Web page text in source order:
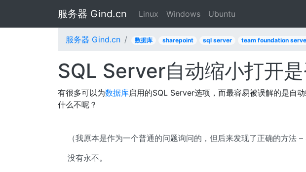
服务器 Gind.cn Linux Windows Ubuntu
服务器 Gind.cn 数据库 sharepoint sql server team foundation
SQL Server自动缩小打开是
有很多可以为数据库启用的SQL Server选项，而最容易被误解的是自
什么不呢？
（我原本是作为一个普通的问题询问的，但后来发现了正确的方法 –
没有永不。